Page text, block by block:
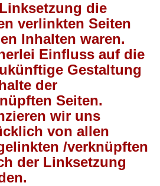
die
verlinkten Seiten
Inhalten waren.
Einfluss auf die
Gestaltung
der
Seiten.
wir uns
von allen
/verknüpften
der Linksetzung